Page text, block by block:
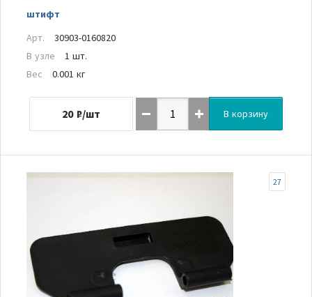
штифт
Арт.
30903-0160820
В узле
1 шт.
Вес
0.001 кг
20 ₽/шт В корзину
27